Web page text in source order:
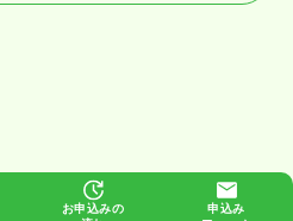
お申込みの
申込み